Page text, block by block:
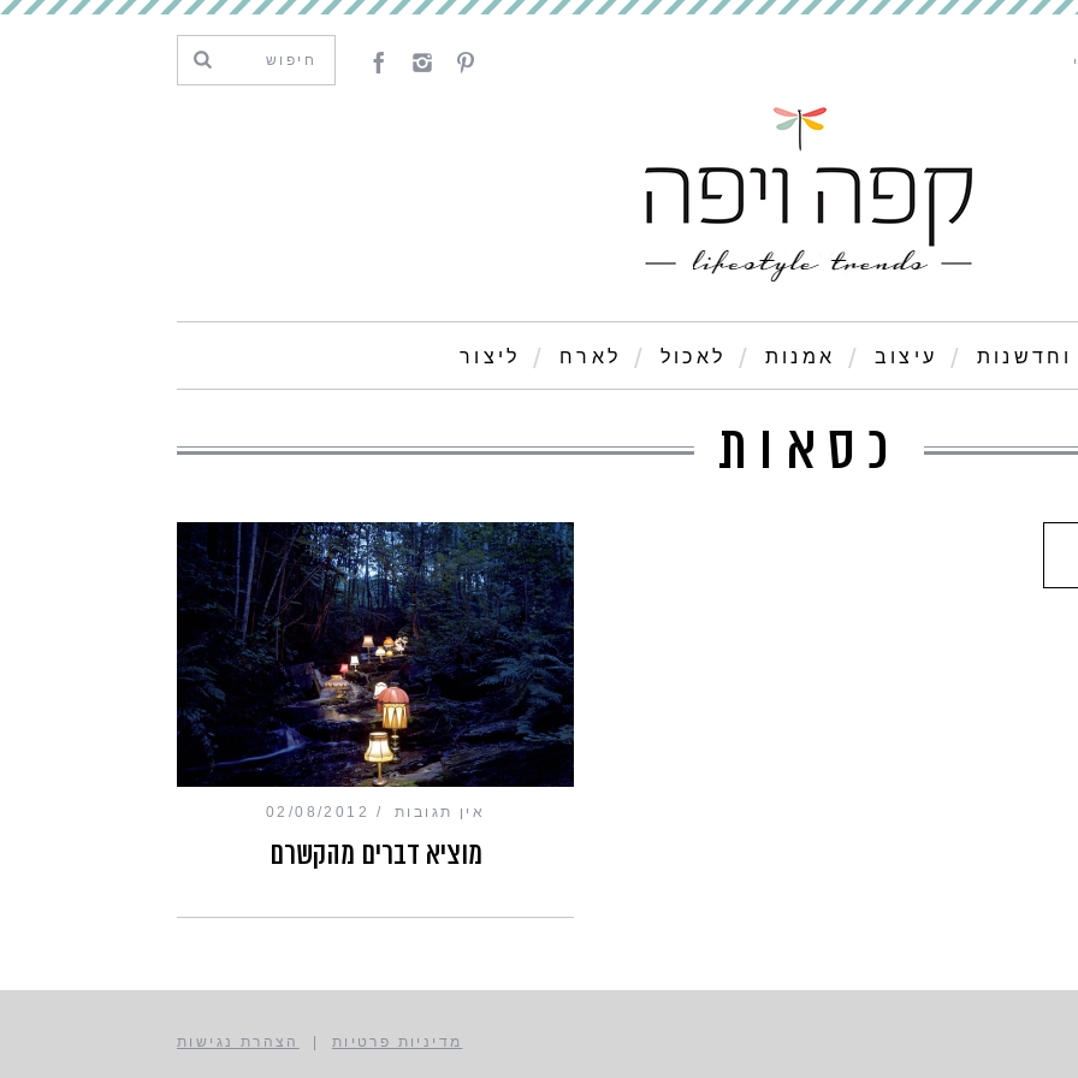
וחדשנות עיצוב אמנות לאכול לארח ליצור
כסאות
אין תגובות 02/08/2012
מוציא דברים מהקשרם
מדיניות פרטיות | הצהרת נגישות